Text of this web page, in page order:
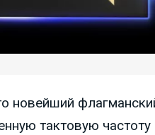
новейший
тактовую